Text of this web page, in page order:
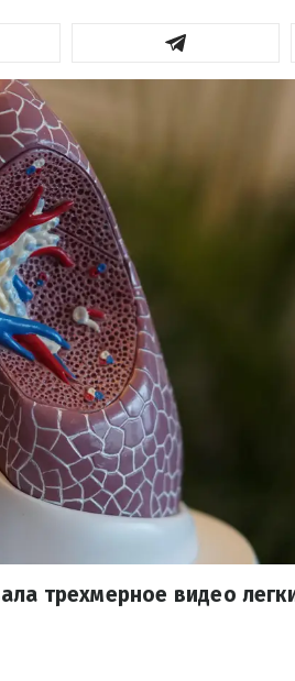
трехмерное видео